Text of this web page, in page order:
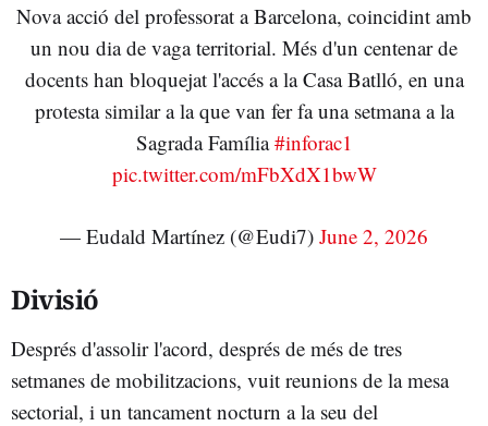
Nova acció del professorat a Barcelona, coincidint amb
un nou dia de vaga territorial. Més d'un centenar de
docents han bloquejat l'accés a la Casa Batlló, en una
protesta similar a la que van fer fa una setmana a la
Sagrada Família#inforac1
pic.twitter.com/mFbXdX1bwW
— Eudald Martínez (@Eudi7) June 2, 2026
Divisió
Després d'assolir l'acord, després de més de tres
setmanes de mobilitzacions, vuit reunions de la mesa
sectorial, i un tancament nocturn a la seu del